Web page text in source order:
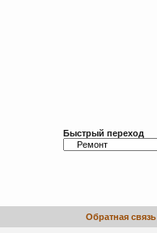
Быстрый переход
Обратная связь